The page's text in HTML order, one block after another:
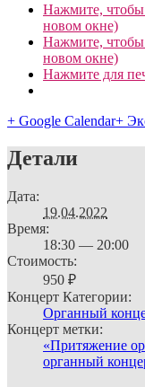
Нажмите, чтобы
новом окне)
Нажмите, чтобы
новом окне)
Нажмите для
+ Google Calendar+
Детали
Дата:
19.04.2022
Время:
18:30 — 20:00
Стоимость:
950 ₽
Концерт Категории:
Органный
Концерт метки:
«Притяжение
органный